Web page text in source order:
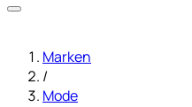
Marken
/
Mode